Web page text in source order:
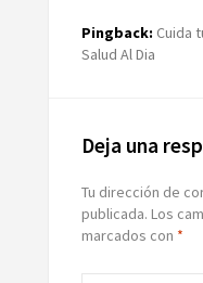
Pingback: Cuida
Salud Al Dia
Deja una
Tu dirección de
publicada. Los
marcados con *